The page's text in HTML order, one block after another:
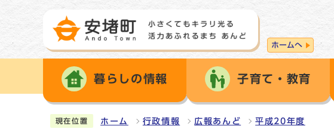
ホームへ
暮らしの情報 子育て・教育
現在位置 ホーム 行政情報 広報あんど 平成20年度